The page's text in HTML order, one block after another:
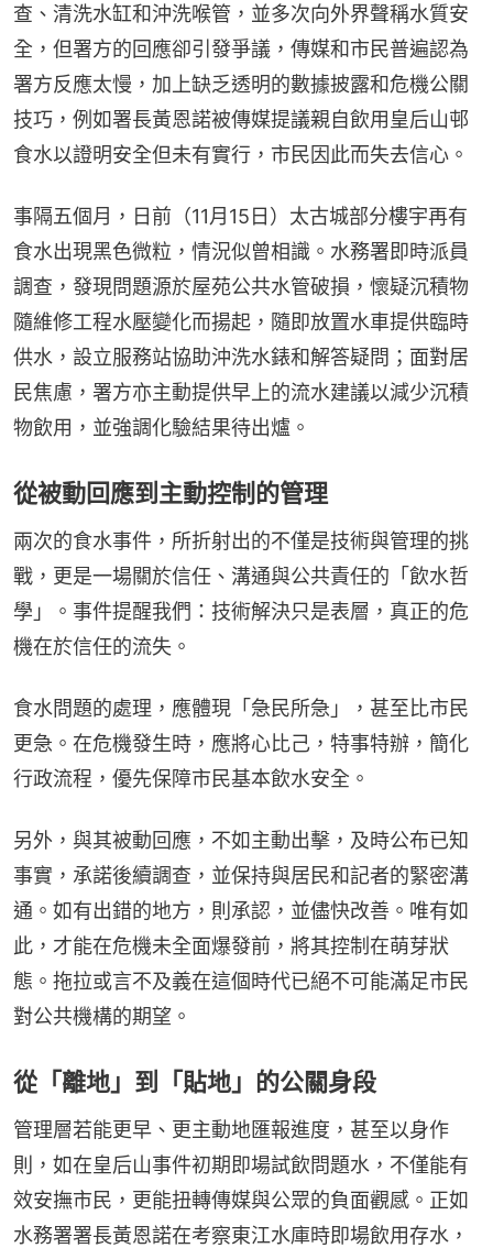
查、清洗水缸和沖洗喉管，並多次向外界聲稱水質安
全，但署方的回應卻引發爭議，傳媒和市民普遍認為
署方反應太慢，加上缺乏透明的數據披露和危機公關
技巧，例如署長黃恩諾被傳媒提議親自飲用皇后山邨
食水以證明安全但未有實行，市民因此而失去信心。
事隔五個月，日前（11月15日）太古城部分樓宇再有
食水出現黑色微粒，情況似曾相識。水務署即時派員
調查，發現問題源於屋苑公共水管破損，懷疑沉積物
隨維修工程水壓變化而揚起，隨即放置水車提供臨時
供水，設立服務站協助沖洗水錶和解答疑問；面對居
民焦慮，署方亦主動提供早上的流水建議以減少沉積
物飲用，並強調化驗結果待出爐。
從被動回應到主動控制的管理
兩次的食水事件，所折射出的不僅是技術與管理的挑
戰，更是一場關於信任、溝通與公共責任的「飲水哲
學」。事件提醒我們：技術解決只是表層，真正的危
機在於信任的流失。
食水問題的處理，應體現「急民所急」，甚至比市民
更急。在危機發生時，應將心比己，特事特辦，簡化
行政流程，優先保障市民基本飲水安全。
另外，與其被動回應，不如主動出擊，及時公布已知
事實，承諾後續調查，並保持與居民和記者的緊密溝
通。如有出錯的地方，則承認，並儘快改善。唯有如
此，才能在危機未全面爆發前，將其控制在萌芽狀
態。拖拉或言不及義在這個時代已絕不可能滿足市民
對公共機構的期望。
從「離地」到「貼地」的公關身段
管理層若能更早、更主動地匯報進度，甚至以身作
則，如在皇后山事件初期即場試飲問題水，不僅能有
效安撫市民，更能扭轉傳媒與公眾的負面觀感。正如
水務署署長黃恩諾在考察東江水庫時即場飲用存水，